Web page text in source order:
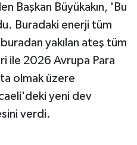
Başkan Büyükakın, 'Bu
Buradaki enerji tüm
yakılan ateş tüm
ile 2026 Avrupa Para
olmak üzere
yeni dev
verdi.